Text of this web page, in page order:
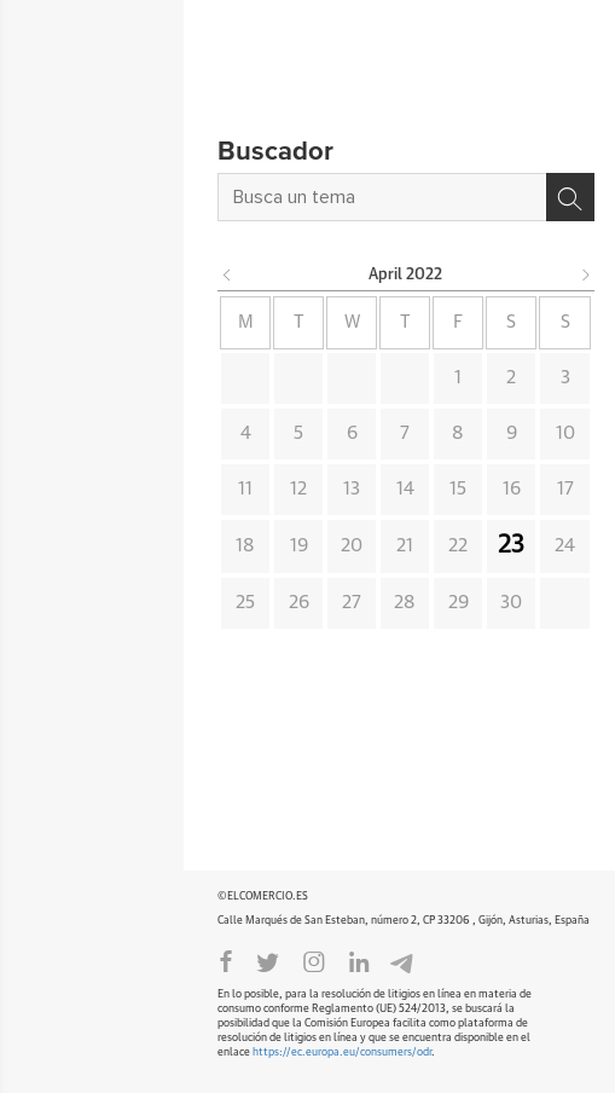
Buscador
April 2022
M W F S S
1 2 3
4 5 6 7 8 9 10
11 12 13 14 15 16 17
18 19 20 21 22 23 24
25 26 27 28 29 30
©ELCOMERCIO.ES
Calle Marqués de San Esteban, número 2, CP 33206 , Gijón, Asturias, España
En lo posible, para la resolución de litigios en línea en materia de
consumo conforme Reglamento (UE) 524/2013, se buscará la
posibilidad que la Comisión Europea facilita como plataforma de
resolución de litigios en línea y que se encuentra disponible en el
enlace https://ec.europa.eu/consumers/odr.